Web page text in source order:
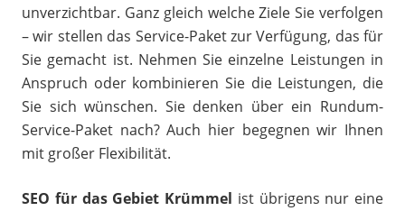
unverzichtbar. Ganz gleich welche Ziele Sie verfolgen
– wir stellen das Service-Paket zur Verfügung, das für
Sie gemacht ist. Nehmen Sie einzelne Leistungen in
Anspruch oder kombinieren Sie die Leistungen, die
Sie sich wünschen. Sie denken über ein Rundum-
Service-Paket nach? Auch hier begegnen wir Ihnen
mit großer Flexibilität.
SEO für das Gebiet Krümmel ist übrigens nur eine